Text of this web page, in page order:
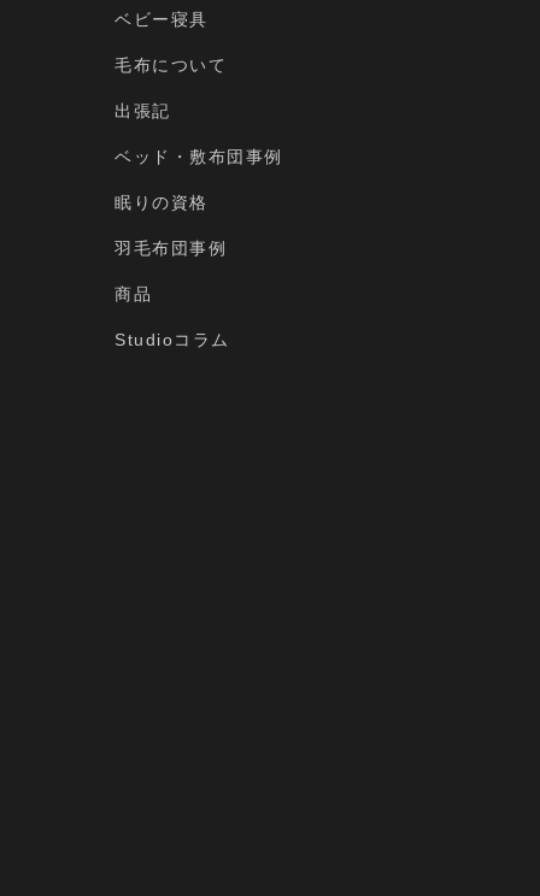
ベビー寝具
毛布について
出張記
ベッド・敷布団事例
眠りの資格
羽毛布団事例
商品
Studioコラム